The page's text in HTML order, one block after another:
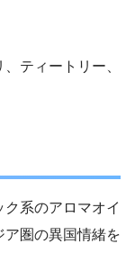
ティートリー、
系のアロマオイ
ア圏の異国情緒を